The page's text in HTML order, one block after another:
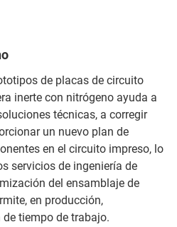
de placas de circuito
inerte con nitrógeno ayuda a
técnicas, a corregir
un nuevo plan de
en el circuito impreso, lo
servicios de ingeniería de
del ensamblaje de
en producción,
tiempo de trabajo.